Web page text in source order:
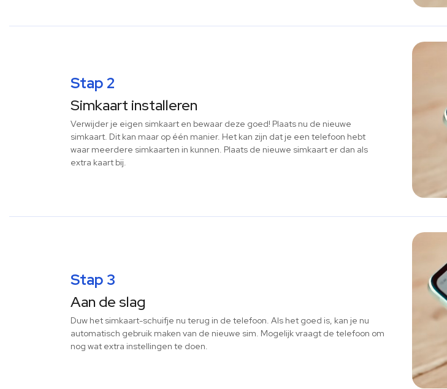
Stap 2
Simkaart installeren
Verwijder je eigen simkaart en bewaar deze goed! Plaats nu de nieuwe
simkaart. Dit kan maar op één manier. Het kan zijn dat je een telefoon hebt
waar meerdere simkaarten in kunnen. Plaats de nieuwe simkaart er dan als
extra kaart bij.
Stap 3
Aan de slag
Duw het simkaart-schuifje nu terug in de telefoon. Als het goed is, kan je nu
automatisch gebruik maken van de nieuwe sim. Mogelijk vraagt de telefoon om
nog wat extra instellingen te doen.